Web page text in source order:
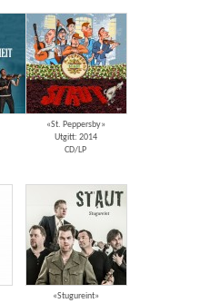
«St. Peppersby»
Utgitt: 2014
CD/LP
«Stugureint»